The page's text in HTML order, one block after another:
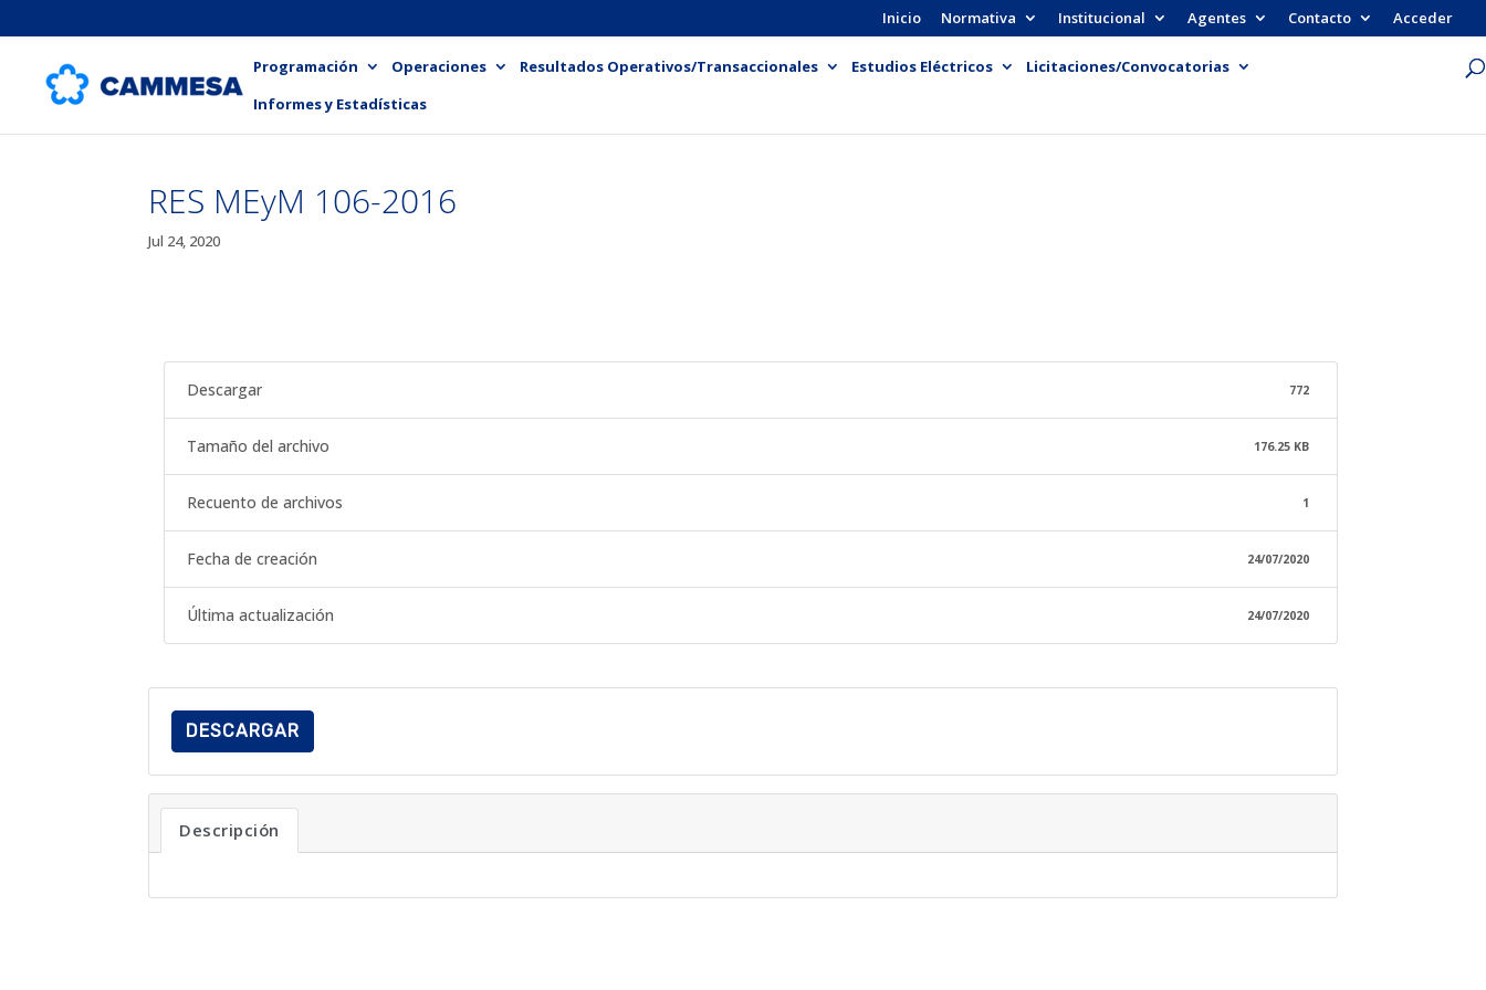
Inicio Normativa Institucional Agentes Contacto Acceder
Programación Operaciones Resultados Operativos/Transaccionales Estudios Eléctricos
Licitaciones/Convocatorias
Informes y Estadísticas
RES MEyM 106-2016
Jul 24, 2020
Descargar 772
Tamaño del archivo 176.25 KB
Recuento de archivos 1
Fecha de creación 24/07/2020
Última actualización 24/07/2020
DESCARGAR
Descripción